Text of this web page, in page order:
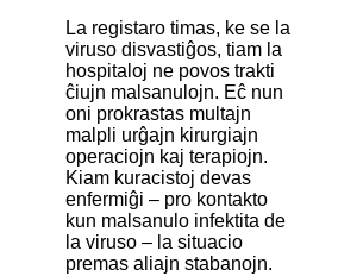
La registaro timas, ke se la
viruso disvastiĝos, tiam la
hospitaloj ne povos trakti
ĉiujn malsanulojn. Eĉ nun
oni prokrastas multajn
malpli urĝajn kirurgiajn
operaciojn kaj terapiojn.
Kiam kuracistoj devas
enfermiĝi – pro kontakto
kun malsanulo infektita de
la viruso – la situacio
premas aliajn stabanojn.